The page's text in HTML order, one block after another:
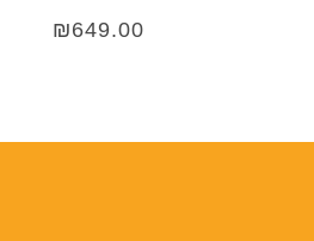
₪649.00